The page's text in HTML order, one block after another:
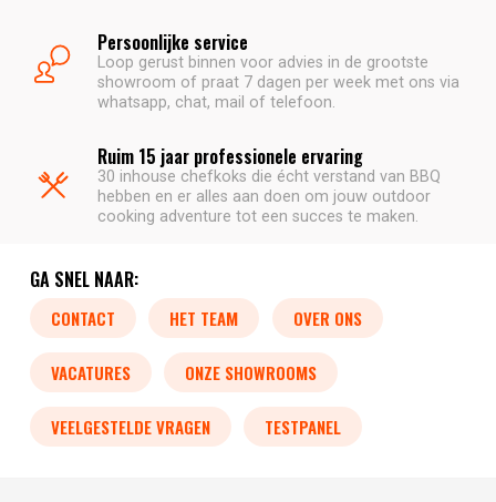
Persoonlijke service
Loop gerust binnen voor advies in de grootste
showroom of praat 7 dagen per week met ons via
whatsapp, chat, mail of telefoon.
Ruim 15 jaar professionele ervaring
30 inhouse chefkoks die écht verstand van BBQ
hebben en er alles aan doen om jouw outdoor
cooking adventure tot een succes te maken.
GA SNEL NAAR:
CONTACT HET TEAM OVER ONS
VACATURES ONZE SHOWROOMS
VEELGESTELDE VRAGEN TESTPANEL